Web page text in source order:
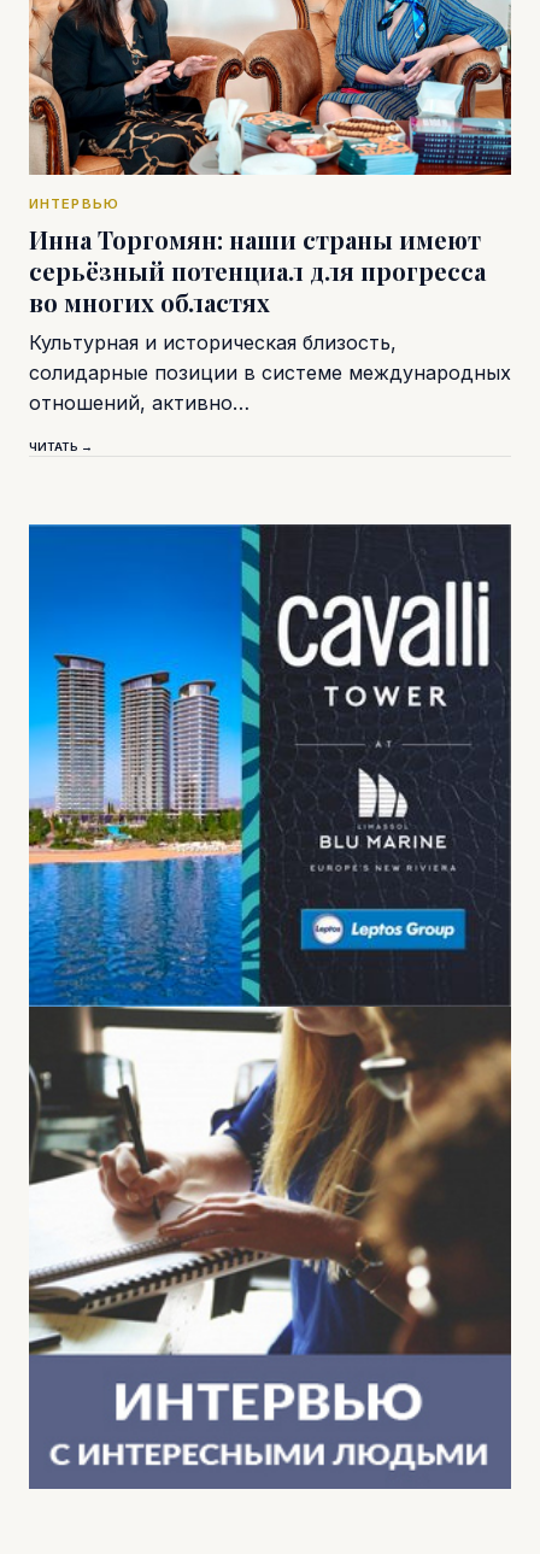
ИНТЕРВЬЮ
Инна Торгомян: наши страны имеют
серьёзный потенциал для прогресса
во многих областях
Культурная и историческая близость,
солидарные позиции в системе международных
отношений, активно…
ЧИТАТЬ →